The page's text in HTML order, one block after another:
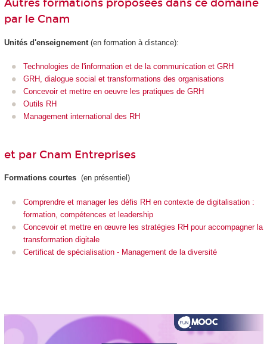
Autres formations proposées dans ce domaine
par le Cnam
Unités d'enseignement (en formation à distance):
Technologies de l'information et de la communication et GRH
GRH, dialogue social et transformations des organisations
Concevoir et mettre en oeuvre les pratiques de GRH
Outils RH
Management international des RH
et par Cnam Entreprises
Formations courtes (en présentiel)
Comprendre et manager les défis RH en contexte de digitalisation :
formation, compétences et leadership
Concevoir et mettre en œuvre les stratégies RH pour accompagner la
transformation digitale
Certificat de spécialisation - Management de la diversité